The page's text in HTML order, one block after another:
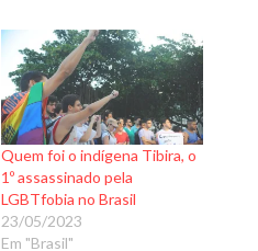
Quem foi o indígena Tibira, o
1º assassinado pela
LGBTfobia no Brasil
23/05/2023
Em "Brasil"